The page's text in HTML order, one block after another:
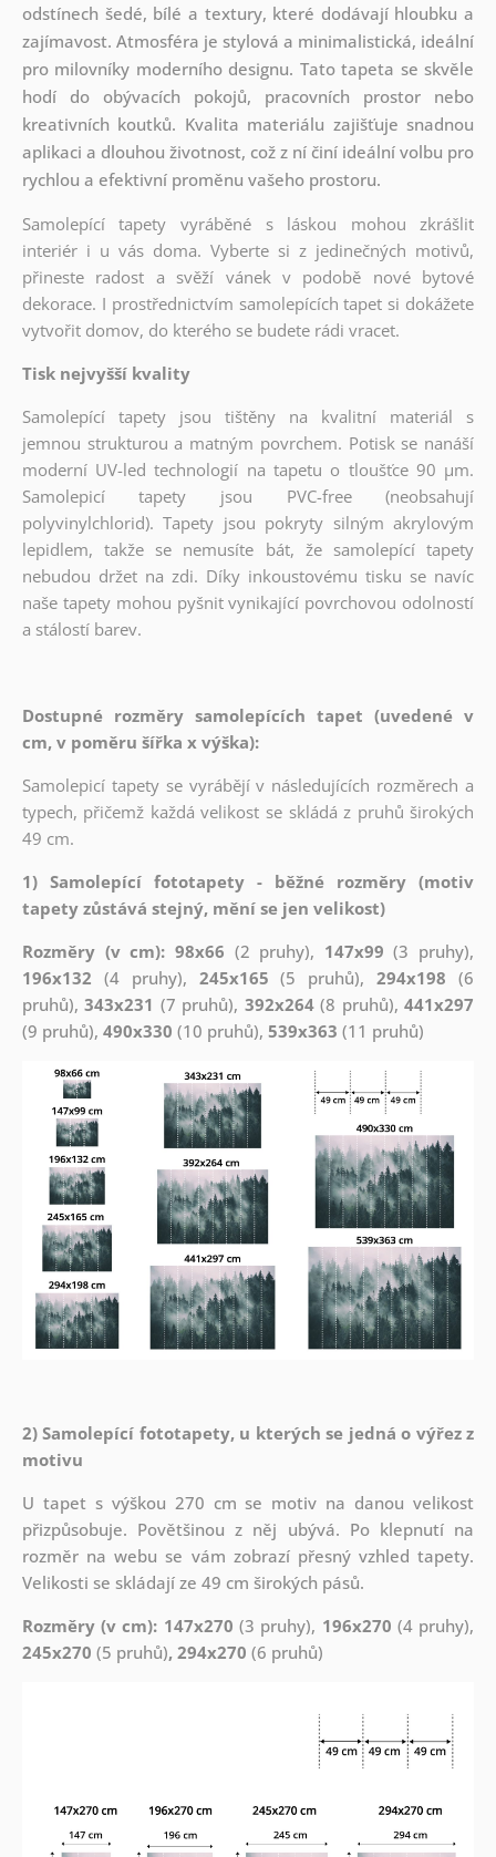
odstínech šedé, bílé a textury, které dodávají hloubku a
zajímavost. Atmosféra je stylová a minimalistická, ideální
pro milovníky moderního designu. Tato tapeta se skvěle
hodí do obývacích pokojů, pracovních prostor nebo
kreativních koutků. Kvalita materiálu zajišťuje snadnou
aplikaci a dlouhou životnost, což z ní činí ideální volbu pro
rychlou a efektivní proměnu vašeho prostoru.
Samolepící tapety vyráběné s láskou mohou zkrášlit
interiér i u vás doma. Vyberte si z jedinečných motivů,
přineste radost a svěží vánek v podobě nové bytové
dekorace. I prostřednictvím samolepících tapet si dokážete
vytvořit domov, do kterého se budete rádi vracet.
Tisk nejvyšší kvality
Samolepící tapety jsou tištěny na kvalitní materiál s
jemnou strukturou a matným povrchem. Potisk se nanáší
moderní UV-led technologií na tapetu o tloušťce 90 µm.
Samolepicí tapety jsou PVC-free (neobsahují
polyvinylchlorid). Tapety jsou pokryty silným akrylovým
lepidlem, takže se nemusíte bát, že samolepící tapety
nebudou držet na zdi. Díky inkoustovému tisku se navíc
naše tapety mohou pyšnit vynikající povrchovou odolností
a stálostí barev.
Dostupné rozměry samolepících tapet (uvedené v
cm, v poměru šířka x výška):
Samolepicí tapety se vyrábějí v následujících rozměrech a
typech, přičemž každá velikost se skládá z pruhů širokých
49 cm.
1) Samolepící fototapety - běžné rozměry (motiv
tapety zůstává stejný, mění se jen velikost)
Rozměry (v cm): 98x66 (2 pruhy), 147x99 (3 pruhy),
196x132 (4 pruhy), 245x165 (5 pruhů),294x198 (6
pruhů),343x231 (7 pruhů), 392x264(8 pruhů),441x297
(9 pruhů), 490x330 (10 pruhů), 539x363 (11 pruhů)
2) Samolepící fototapety, u kterých se jedná o výřez z
motivu
U tapet s výškou 270 cm se motiv na danou velikost
přizpůsobuje. Povětšinou z něj ubývá. Po klepnutí na
rozměr na webu se vám zobrazí přesný vzhled tapety.
Velikosti se skládají ze 49 cm širokých pásů.
Rozměry (v cm): 147x270 (3 pruhy), 196x270 (4 pruhy),
245x270 (5 pruhů), 294x270 (6 pruhů)